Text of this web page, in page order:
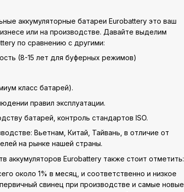
аккумуляторные батареи Eurobattery это ваш
или на производстве. Давайте выделим
по сравнению с другими:
(8-15 лет для буферных режимов)
класс батарей).
правил эксплуатации.
батарей, контроль стандартов ISO.
Вьетнам, Китай, Тайвань, в отличие от
на рынке нашей страны.
Eurobattery также стоит отметить:
около 1% в месяц, и соответственно и низкое
свинец при производстве и самые новые